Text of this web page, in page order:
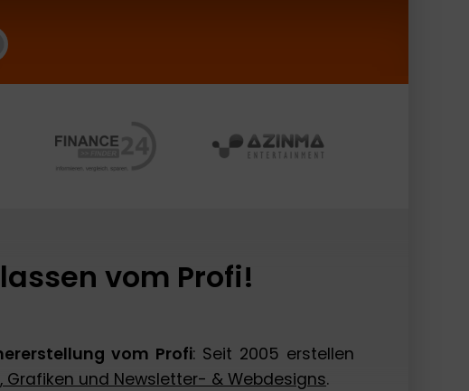
vom Profi!
vom Profi: Seit 2005 erstellen
Grafiken und Newsletter- & Webdesigns.